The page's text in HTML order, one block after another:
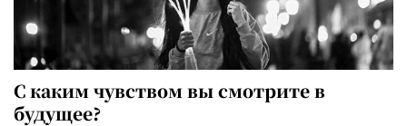
С каким чувством вы смотрите в
будущее?